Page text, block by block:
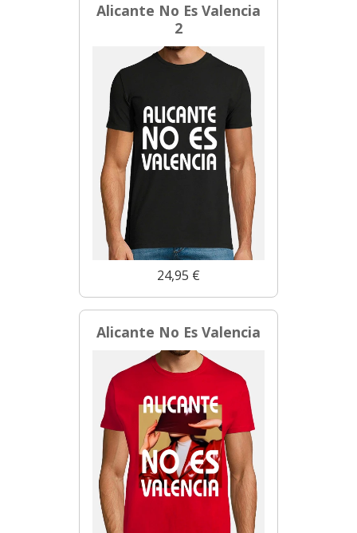
Alicante No Es Valencia
2
24,95 €
Alicante No Es Valencia